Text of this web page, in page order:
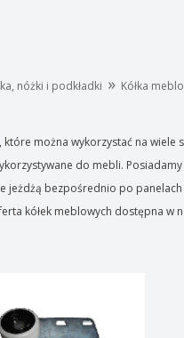
nóżki i podkładki » Kółka
można wykorzystać na
do mebli.
jeżdżą bezpośrednio po
kółek meblowych dostępna w